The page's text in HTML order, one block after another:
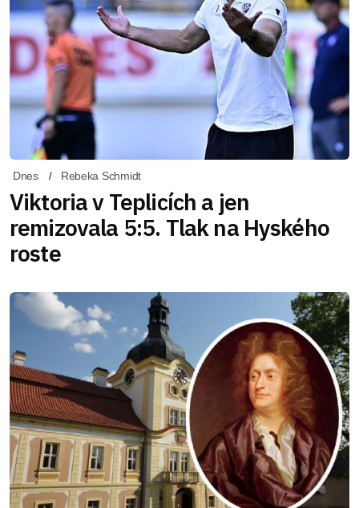
Dnes Rebeka Schmidt
Viktoria v Teplicích a jen
remizovala 5:5. Tlak na Hyského
roste